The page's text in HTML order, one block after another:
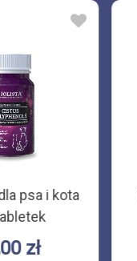
psa i kota
zł